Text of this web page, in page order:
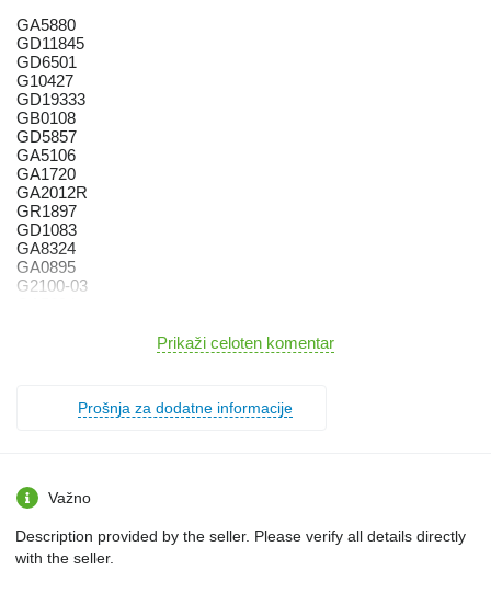
GA5880
GD11845
GD6501
G10427
GD19333
GB0108
GD5857
GA5106
GA1720
GA2012R
GR1897
GD1083
GA8324
GA0895
G2100-03
GD1085
GD28390
GD1255
GB0243
GD1036
Prikaži celoten komentar
Prošnja za dodatne informacije
Važno
Description provided by the seller. Please verify all details directly
with the seller.